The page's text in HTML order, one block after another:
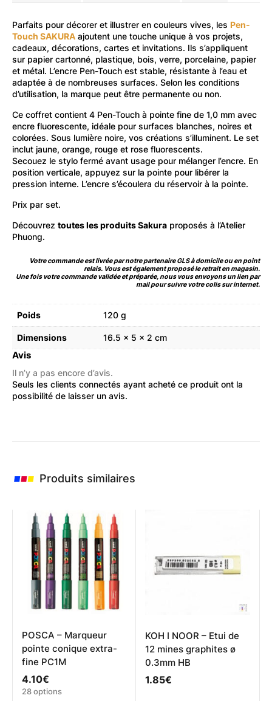
Parfaits pour décorer et illustrer en couleurs vives, les Pen-
Touch SAKURA ajoutent une touche unique à vos projets,
cadeaux, décorations, cartes et invitations. Ils s’appliquent
sur papier cartonné, plastique, bois, verre, porcelaine, papier
et métal. L’encre Pen-Touch est stable, résistante à l’eau et
adaptée à de nombreuses surfaces. Selon les conditions
d’utilisation, la marque peut être permanente ou non.
Ce coffret contient 4 Pen-Touch à pointe fine de 1,0 mm avec
encre fluorescente, idéale pour surfaces blanches, noires et
colorées. Sous lumière noire, vos créations s’illuminent. Le set
inclut jaune, orange, rouge et rose fluorescents.
Secouez le stylo fermé avant usage pour mélanger l’encre. En
position verticale, appuyez sur la pointe pour libérer la
pression interne. L’encre s’écoulera du réservoir à la pointe.
Prix par set.
Découvrez toutes les produits Sakura proposés à l’Atelier
Phuong.
Votre commande est livrée par notre partenaire GLS à domicile ou en point
relais. Vous est également proposé le retrait en magasin.
Une fois votre commande validée et préparée, nous vous envoyons un lien par
mail pour suivre votre colis sur internet.
Poids 120 g
Dimensions 16.5 × 5 × 2 cm
Avis
Il n’y a pas encore d’avis.
Seuls les clients connectés ayant acheté ce produit ont la
possibilité de laisser un avis.
Produits similaires
POSCA – Marqueur
pointe conique extra-
fine PC1M
4.10€
Ce
28 options
KOH I NOOR – Etui de
12 mines graphites ø
0.3mm HB
1.85€